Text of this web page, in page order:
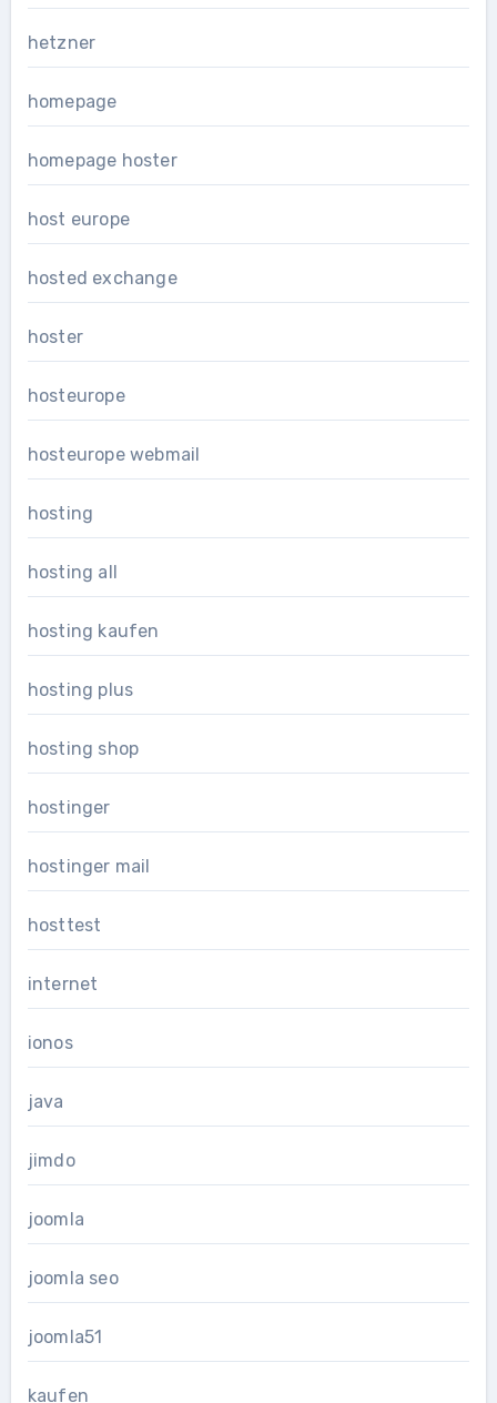
hetzner
homepage
homepage hoster
host europe
hosted exchange
hoster
hosteurope
hosteurope webmail
hosting
hosting all
hosting kaufen
hosting plus
hosting shop
hostinger
hostinger mail
hosttest
internet
ionos
java
jimdo
joomla
joomla seo
joomla51
kaufen